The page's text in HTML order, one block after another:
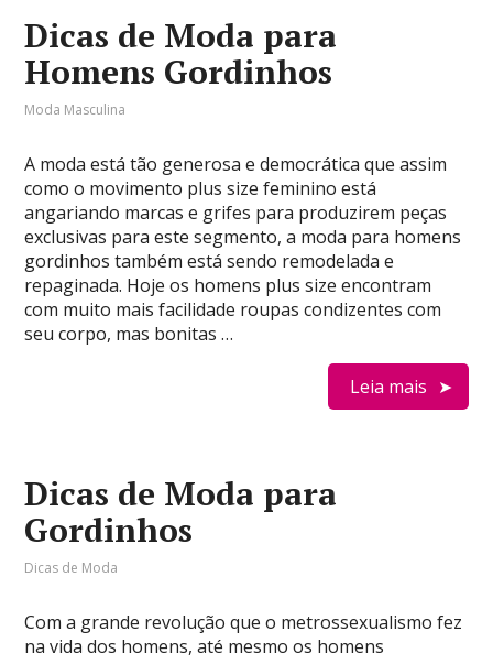
Dicas de Moda para
Homens Gordinhos
Moda Masculina
A moda está tão generosa e democrática que assim
como o movimento plus size feminino está
angariando marcas e grifes para produzirem peças
exclusivas para este segmento, a moda para homens
gordinhos também está sendo remodelada e
repaginada. Hoje os homens plus size encontram
com muito mais facilidade roupas condizentes com
seu corpo, mas bonitas …
Leia mais
Dicas de Moda para
Gordinhos
Dicas de Moda
Com a grande revolução que o metrossexualismo fez
na vida dos homens, até mesmo os homens